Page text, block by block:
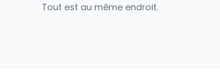
Tout est au même endroit.